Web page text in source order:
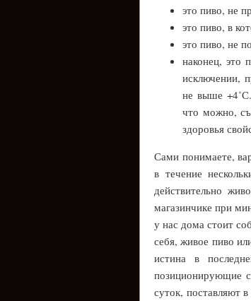
это пиво, не
это пиво, в
это пиво, не
наконец, это
исключении,
не выше
что можно,
здоровья
Сами понимаете,
в течение
действительно
магазинчике при
у нас дома стоит
себя, живое пиво
истина в
позиционирующие
суток, поставляют